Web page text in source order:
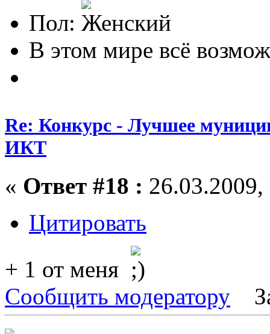
Пол:
В этом мире всё
Re: Конкурс - Лучшее
ИКТ
« Ответ #18 :
Цитировать
+ 1 от меня
Сообщить модератору